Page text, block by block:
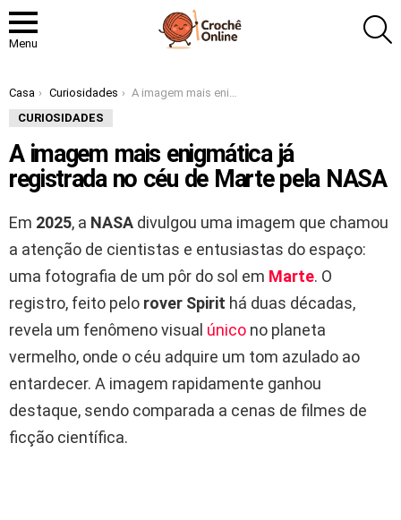
Menu
Você está aqui:
Casa Curiosidades
A imagem mais enigmática já registrada no céu de Marte pela NASA
CURIOSIDADES
A imagem mais enigmática já
registrada no céu de Marte pela NASA
Em 2025, a NASA divulgou uma imagem que chamou
a atenção de cientistas e entusiastas do espaço:
uma fotografia de um pôr do sol em Marte. O
registro, feito pelo rover Spirit há duas décadas,
revela um fenômeno visual único no planeta
vermelho, onde o céu adquire um tom azulado ao
entardecer. A imagem rapidamente ganhou
destaque, sendo comparada a cenas de filmes de
ficção científica.